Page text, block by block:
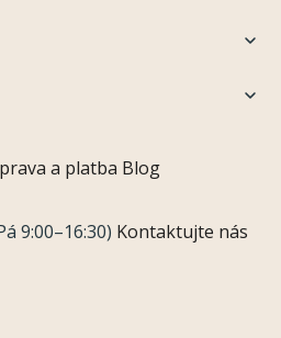
a platba Blog
9:00–16:30) Kontaktujte nás